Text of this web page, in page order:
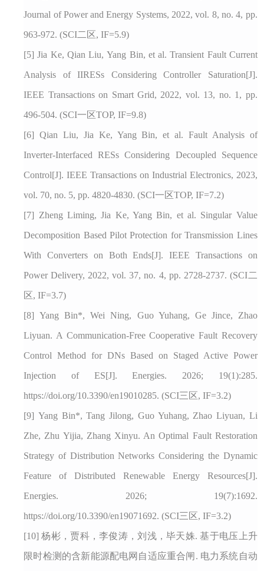
Journal of Power and Energy Systems, 2022, vol. 8, no. 4, pp.
963-972. (SCI二区, IF=5.9)
[5]Jia Ke, Qian Liu, Yang Bin, et al.Transient Fault Current
Analysis of IIRESs Considering Controller Saturation[J].
IEEE Transactions on Smart Grid, 2022, vol. 13, no. 1, pp.
496-504. (SCI一区TOP, IF=9.8)
[6]Qian Liu, Jia Ke, Yang Bin, et al.Fault Analysis of
Inverter-Interfaced RESs Considering Decoupled Sequence
Control[J].IEEE Transactions on Industrial Electronics, 2023,
vol. 70, no. 5, pp.4820-4830. (SCI一区TOP, IF=7.2)
[7] Zheng Liming, Jia Ke, Yang Bin, et al. Singular Value
Decomposition Based Pilot Protection for Transmission Lines
With Converters on Both Ends[J].IEEE Transactions on
Power Delivery, 2022, vol.37, no. 4, pp. 2728-2737. (SCI二
区, IF=3.7)
[8]Yang Bin*, Wei Ning, Guo Yuhang, Ge Jince, Zhao
Liyuan. A Communication-Free Cooperative Fault Recovery
Control Method for DNs Based on Staged Active Power
Injection of ES[J]. Energies. 2026; 19(1):285.
https://doi.org/10.3390/en19010285. (SCI三区, IF=3.2)
[9] Yang Bin*, Tang Jilong, Guo Yuhang, Zhao Liyuan, Li
Zhe, Zhu Yijia, Zhang Xinyu. An Optimal Fault Restoration
Strategy of Distribution Networks Considering the Dynamic
Feature of Distributed Renewable Energy Resources[J].
Energies. 2026; 19(7):1692.
https://doi.org/10.3390/en19071692. (SCI三区, IF=3.2)
[10]杨彬，贾科，李俊涛，刘浅，毕天姝. 基于电压上升
限时检测的含新能源配电网自适应重合闸. 电力系统自动